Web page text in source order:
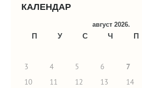
КАЛЕНДАР
август 2026.
П У С Ч П
3
4 5 6 7
10
11 12 13 14